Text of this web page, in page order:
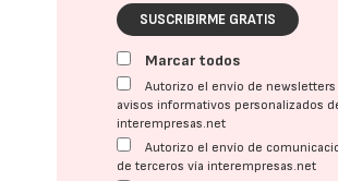
SUSCRIBIRME GRATIS
Marcar todos
Autorizo el envío de newsletters
avisos informativos personalizados
interempresas.net
Autorizo el envío de
de terceros vía interempresas.net